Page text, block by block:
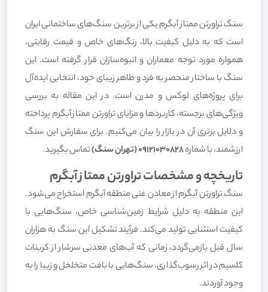
سنگ تراورتن ممتاز آبگرم یکی از برترین سنگ‌های ساختمانی ایران
است که به دلیل کیفیت بالا، رنگ‌های خاص و قیمت رقابتی،
همواره مورد توجه معماران و انبوه‌سازان قرار گرفته است. این
سنگ با ساختار منحصر به فرد و ظاهر زیبای خود، انتخابی ایده‌آل
برای پروژه‌های لوکس و مدرن است. در این مقاله به بررسی
ویژگی‌های برجسته، کاربردها و مزایای تراورتن ممتاز آبگرم پرداخته
و دلایل برتری آن در بازار را بیان می‌کنیم. برای سفارش این سنگ
ارزشمند، با شماره09121030828 (تهران سنگ) تماس بگیرید.
تاریخچه و مشخصات تراورتن ممتاز آبگرم
سنگ تراورتن آبگرم از معادن غنی منطقه آبگرم استخراج می‌شود.
این منطقه به دلیل شرایط زمین‌شناسی خاص، سنگ‌هایی با
کیفیت استثنایی تولید می‌کند. فرآیند تشکیل این سنگ به هزاران
سال قبل بازمی‌گردد، زمانی که آب‌های معدنی سرشار از کربنات
کلسیم در اثر رسوب‌گذاری، سنگ‌هایی با بافت متخلخل و زیبا را به
وجود آوردند.